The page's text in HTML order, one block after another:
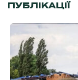
ПУБЛІКАЦІЇ